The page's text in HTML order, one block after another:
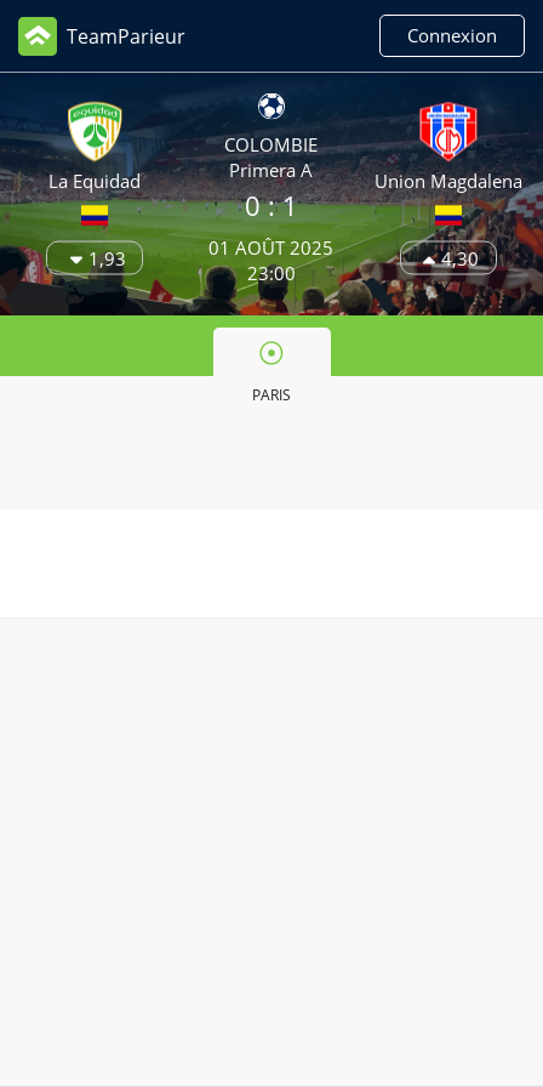
TeamParieur Connexion
La Equidad
1,93
COLOMBIE
Primera A
0 :1
01 AOÛT 2025
23:00
Union Magdalena
4,30
PARIS